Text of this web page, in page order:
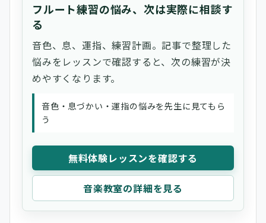
フルート練習の悩み、次は実際に相談す
る
音色、息、運指、練習計画。記事で整理した
悩みをレッスンで確認すると、次の練習が決
めやすくなります。
音色・息づかい・運指の悩みを先生に見てもら
う
無料体験レッスンを確認する
音楽教室の詳細を見る